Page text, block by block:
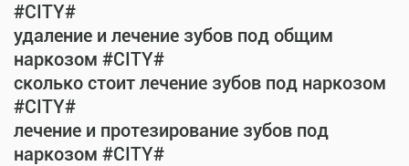
#CITY#
удаление и лечение зубов под общим
наркозом #CITY#
сколько стоит лечение зубов под наркозом
#CITY#
лечение и протезирование зубов под
наркозом #CITY#